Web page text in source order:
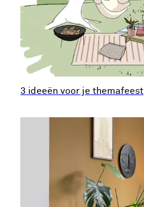
3 ideeën voor je themafeest